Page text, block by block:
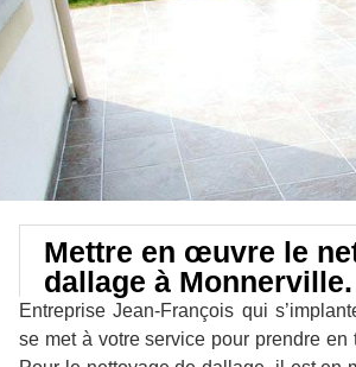
Mettre en œuvre le
dallage à Monnerville.
Entreprise Jean-François qui
se met à votre service pour prendre